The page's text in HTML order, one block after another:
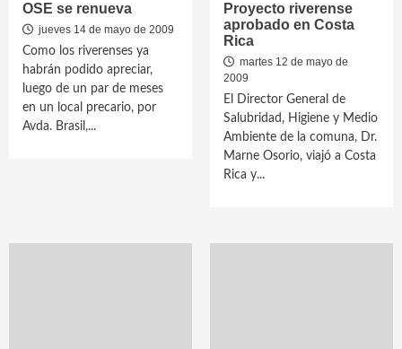
OSE se renueva
jueves 14 de mayo de 2009
Como los riverenses ya
habrán podido apreciar,
luego de un par de meses
en un local precario, por
Avda. Brasil,...
Proyecto riverense
aprobado en Costa
Rica
martes 12 de mayo de
2009
El Director General de
Salubridad, Higiene y Medio
Ambiente de la comuna, Dr.
Marne Osorio, viajó a Costa
Rica y...